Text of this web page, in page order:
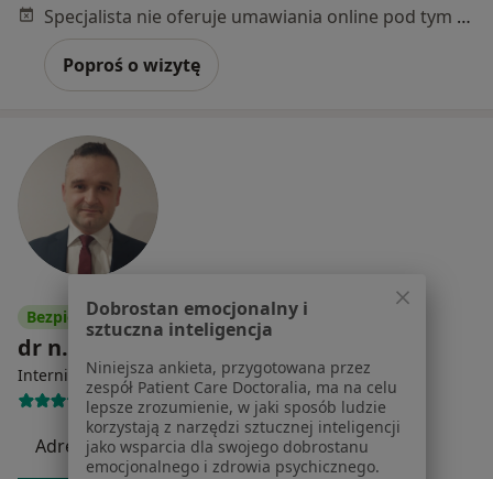
Specjalista nie oferuje umawiania online pod tym adresem.
Poproś o wizytę
Bezpieczne płatności
dr n. med. Michał Owsiak
Internista, Kardiolog·Więcej
58 opinii
Adres 1 Adres 2 Adres 3
Dobrostan emocjonalny i
sztuczna inteligencja
Niniejsza ankieta, przygotowana przez
zespół Patient Care Doctoralia, ma na celu
lepsze zrozumienie, w jaki sposób ludzie
korzystają z narzędzi sztucznej inteligencji
jako wsparcia dla swojego dobrostanu
emocjonalnego i zdrowia psychicznego.